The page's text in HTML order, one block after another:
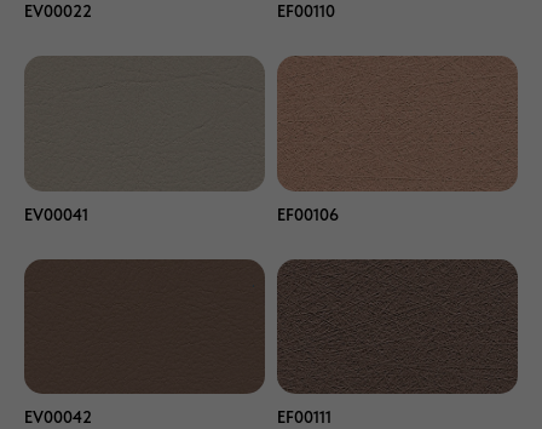
EV00022 EF00110
EV00041 EF00106
EV00042 EF00111